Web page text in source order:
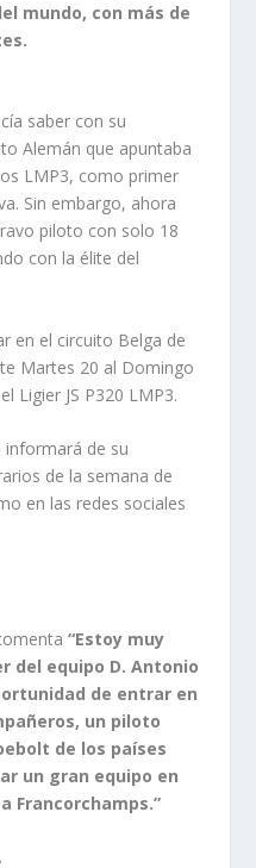
mundo, con más de
saber con su
Alemán que apuntaba
LMP3, como primer
Sin embargo, ahora
piloto con solo 18
con la élite del
en el circuito Belga de
Martes 20 al Domingo
Ligier JS P320 LMP3.
informará de su
de la semana de
en las redes sociales
“Estoy muy
del equipo D. Antonio
de entrar en
un piloto
de los países
un gran equipo en
Francorchamps.”